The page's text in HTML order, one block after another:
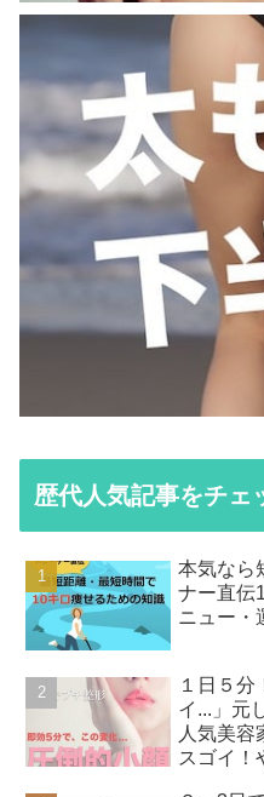
歴代人気記事をチェ
本気なら
ナー直伝
ニュー・
１日５分
イ...」元
人気美
スゴイ！